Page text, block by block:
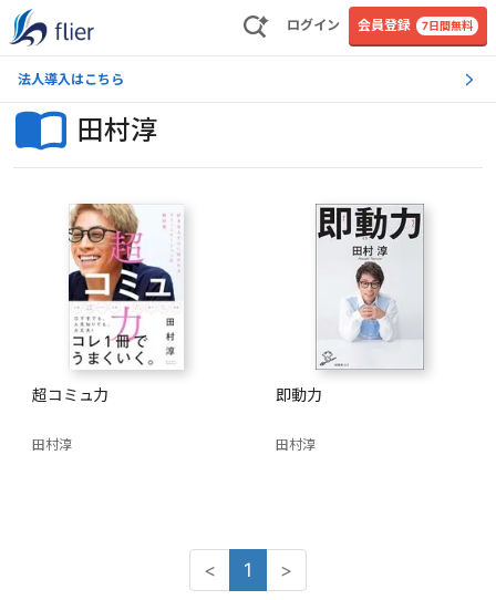
ログイン 会員登録 7日間無料
法人導入はこちら
田村淳
超コミュ力
田村淳
即動力
田村淳
< 1 >